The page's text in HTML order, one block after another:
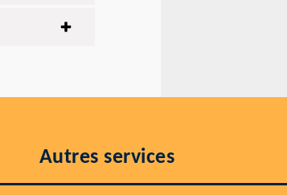
Autres services